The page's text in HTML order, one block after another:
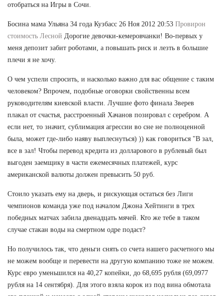
отобраться на Игры в Сочи.
Босина мама Ульяна 34 года Кузбасс 26 Ноя 2012 20:53 Провирон
стоимость Лесной Дорогие девочки-кемеровчанки! Во-первых у
меня депозит забит роботами, а повышать риск и лезть в большие
плечи я не хочу.
О чем успели спросить, и насколько важно для вас общение с таким
человеком? Впрочем, подобные оговорки свойственны всем
руководителям киевской власти. Лучшие фото финала Зверев
плакал от счастья, расстроенный Хачанов позировал с серебром. А
если нет, то значит, сублимация агрессии во сне не полноценной
была, может где-либо наяву выплеснуться) )) как говориться "В зал,
все в зал! Чтобы перевод кредита из долларового в рублевый был
выгоден заемщику в части ежемесячных платежей, курс
американской валюты должен превысить 50 руб.
Стоило указать ему на дверь, и рискующая остаться без Лиги
чемпионов команда уже под началом Джона Хейтинги в трех
победных матчах забила двенадцать мячей. Кто же тебе в таком
случае стакан воды на смертном одре подаст?
Но получилось так, что деньги снять со счета нашего расчетного мы
не можем вообще и перевести на другую компанию тоже не можем.
Курс евро уменьшился на 40,27 копейки, до 68,695 рубля (69,0977
рубля на 14 сентября). Для этого взяла корок из под вина обмотала